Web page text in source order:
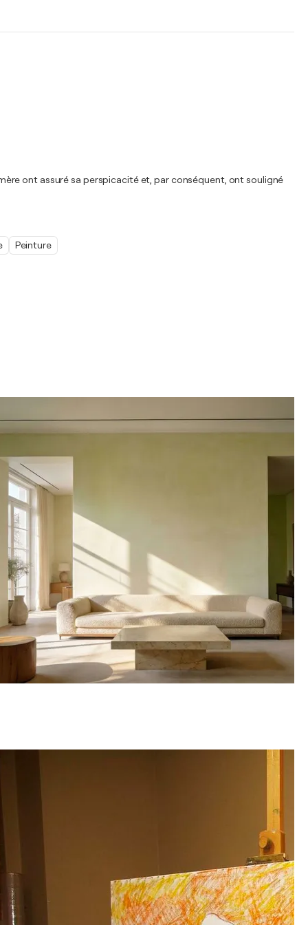
ont assuré sa perspicacité et, par conséquent, ont souligné
Peinture